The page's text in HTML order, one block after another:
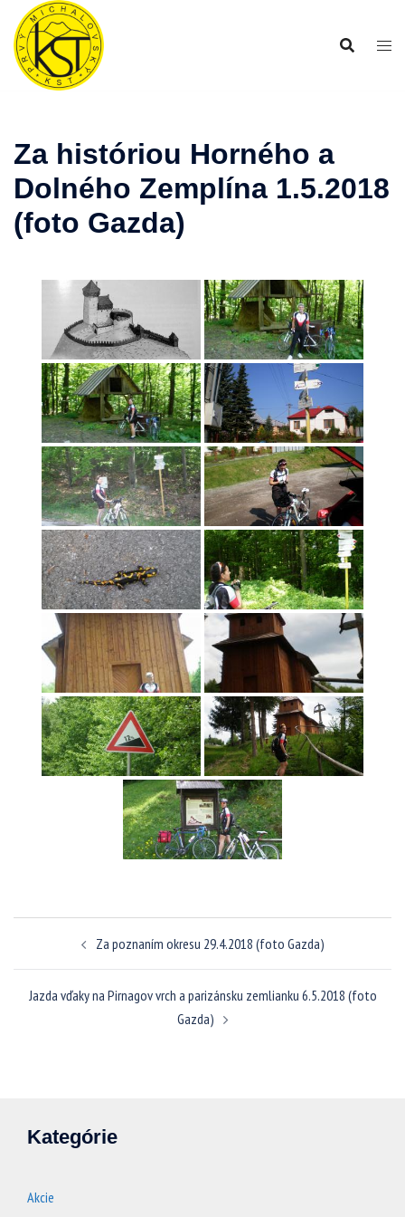
Preskočiť
obsah
Za históriou Horného a
Dolného Zemplína 1.5.2018
(foto Gazda)
článkamiZa poznaním okresu 29.4.2018 (foto Gazda)
Jazda vďaky na Pirnagov vrch a parizánsku zemlianku 6.5.2018 (foto
Gazda)
Kategórie
Akcie